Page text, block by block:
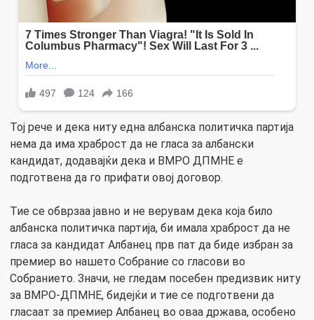
Тој рече и дека ниту една албанска политичка партија
нема да има храброст да не гласа за албански
кандидат, додавајќи дека и ВМРО ДПМНЕ е
подготвена да го прифати овој договор.
Тие се обврзаа јавно и не верувам дека која било
албанска политичка партија, би имала храброст да не
гласа за кандидат Албанец прв пат да биде избран за
премиер во нашето Собрание со гласови во
Собранието. Значи, не гледам посебен предизвик ниту
за ВМРО-ДПМНЕ, бидејќи и тие се подготвени да
гласаат за премиер Албанец во оваа држава, особено